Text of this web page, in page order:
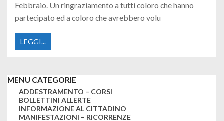
Febbraio. Un ringraziamento a tutti coloro che hanno
partecipato ed a coloro che avrebbero volu
LEGGI...
MENU CATEGORIE
ADDESTRAMENTO – CORSI
BOLLETTINI ALLERTE
INFORMAZIONE AL CITTADINO
MANIFESTAZIONI – RICORRENZE